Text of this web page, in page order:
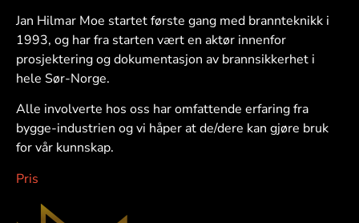
Jan Hilmar Moe startet første gang med brannteknikk i
1993, og har fra starten vært en aktør innenfor
prosjektering og dokumentasjon av brannsikkerhet i
hele Sør-Norge.
Alle involverte hos oss har omfattende erfaring fra
bygge-industrien og vi håper at de/dere kan gjøre bruk
for vår kunnskap.
Pris